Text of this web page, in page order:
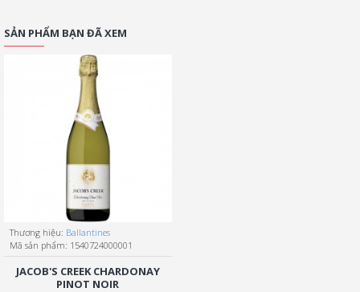
SẢN PHẨM BẠN ĐÃ XEM
Thương hiệu: Ballantines
Mã sản phẩm: 1540724000001
JACOB'S CREEK CHARDONAY
PINOT NOIR